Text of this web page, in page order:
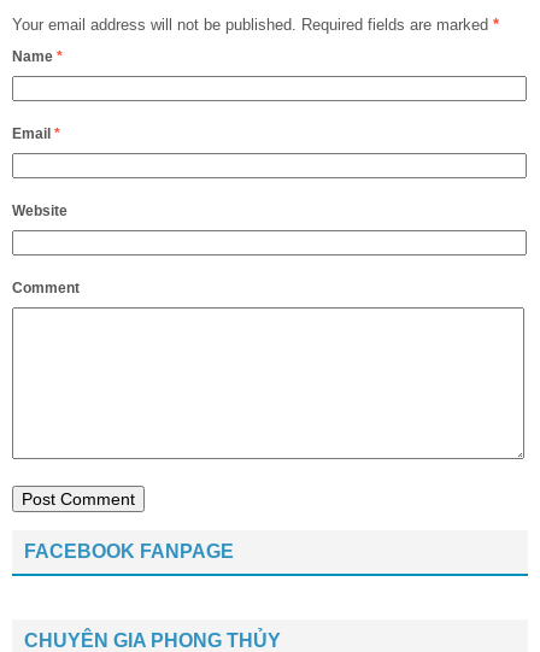
Your email address will not be published. Required fields are marked *
Name *
Email *
Website
Comment
FACEBOOK FANPAGE
CHUYÊN GIA PHONG THỦY